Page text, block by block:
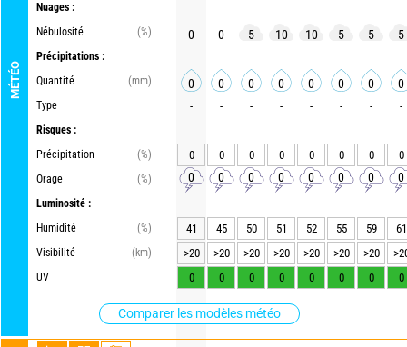
MÉTÉO
Nuages :
Nébulosité
(%)
Précipitations :
Quantité
(mm)
Type
Risques :
Précipitation
(%)
Orage
(%)
Luminosité :
Humidité
(%)
Visibilité
(km)
UV
Comparer les modèles météo
0 0 5 10 10 5 5 5
0 0 0 0 0 0 0 0
- - - - - - - -
0 0 0 0 0 0 0 0
0 0 0 0 0 0 0 0
41 45 50 51 52 55 59
61
>20
>20 >20 >20 >20 >20 >20
0
0 0 0 0 0 0 0